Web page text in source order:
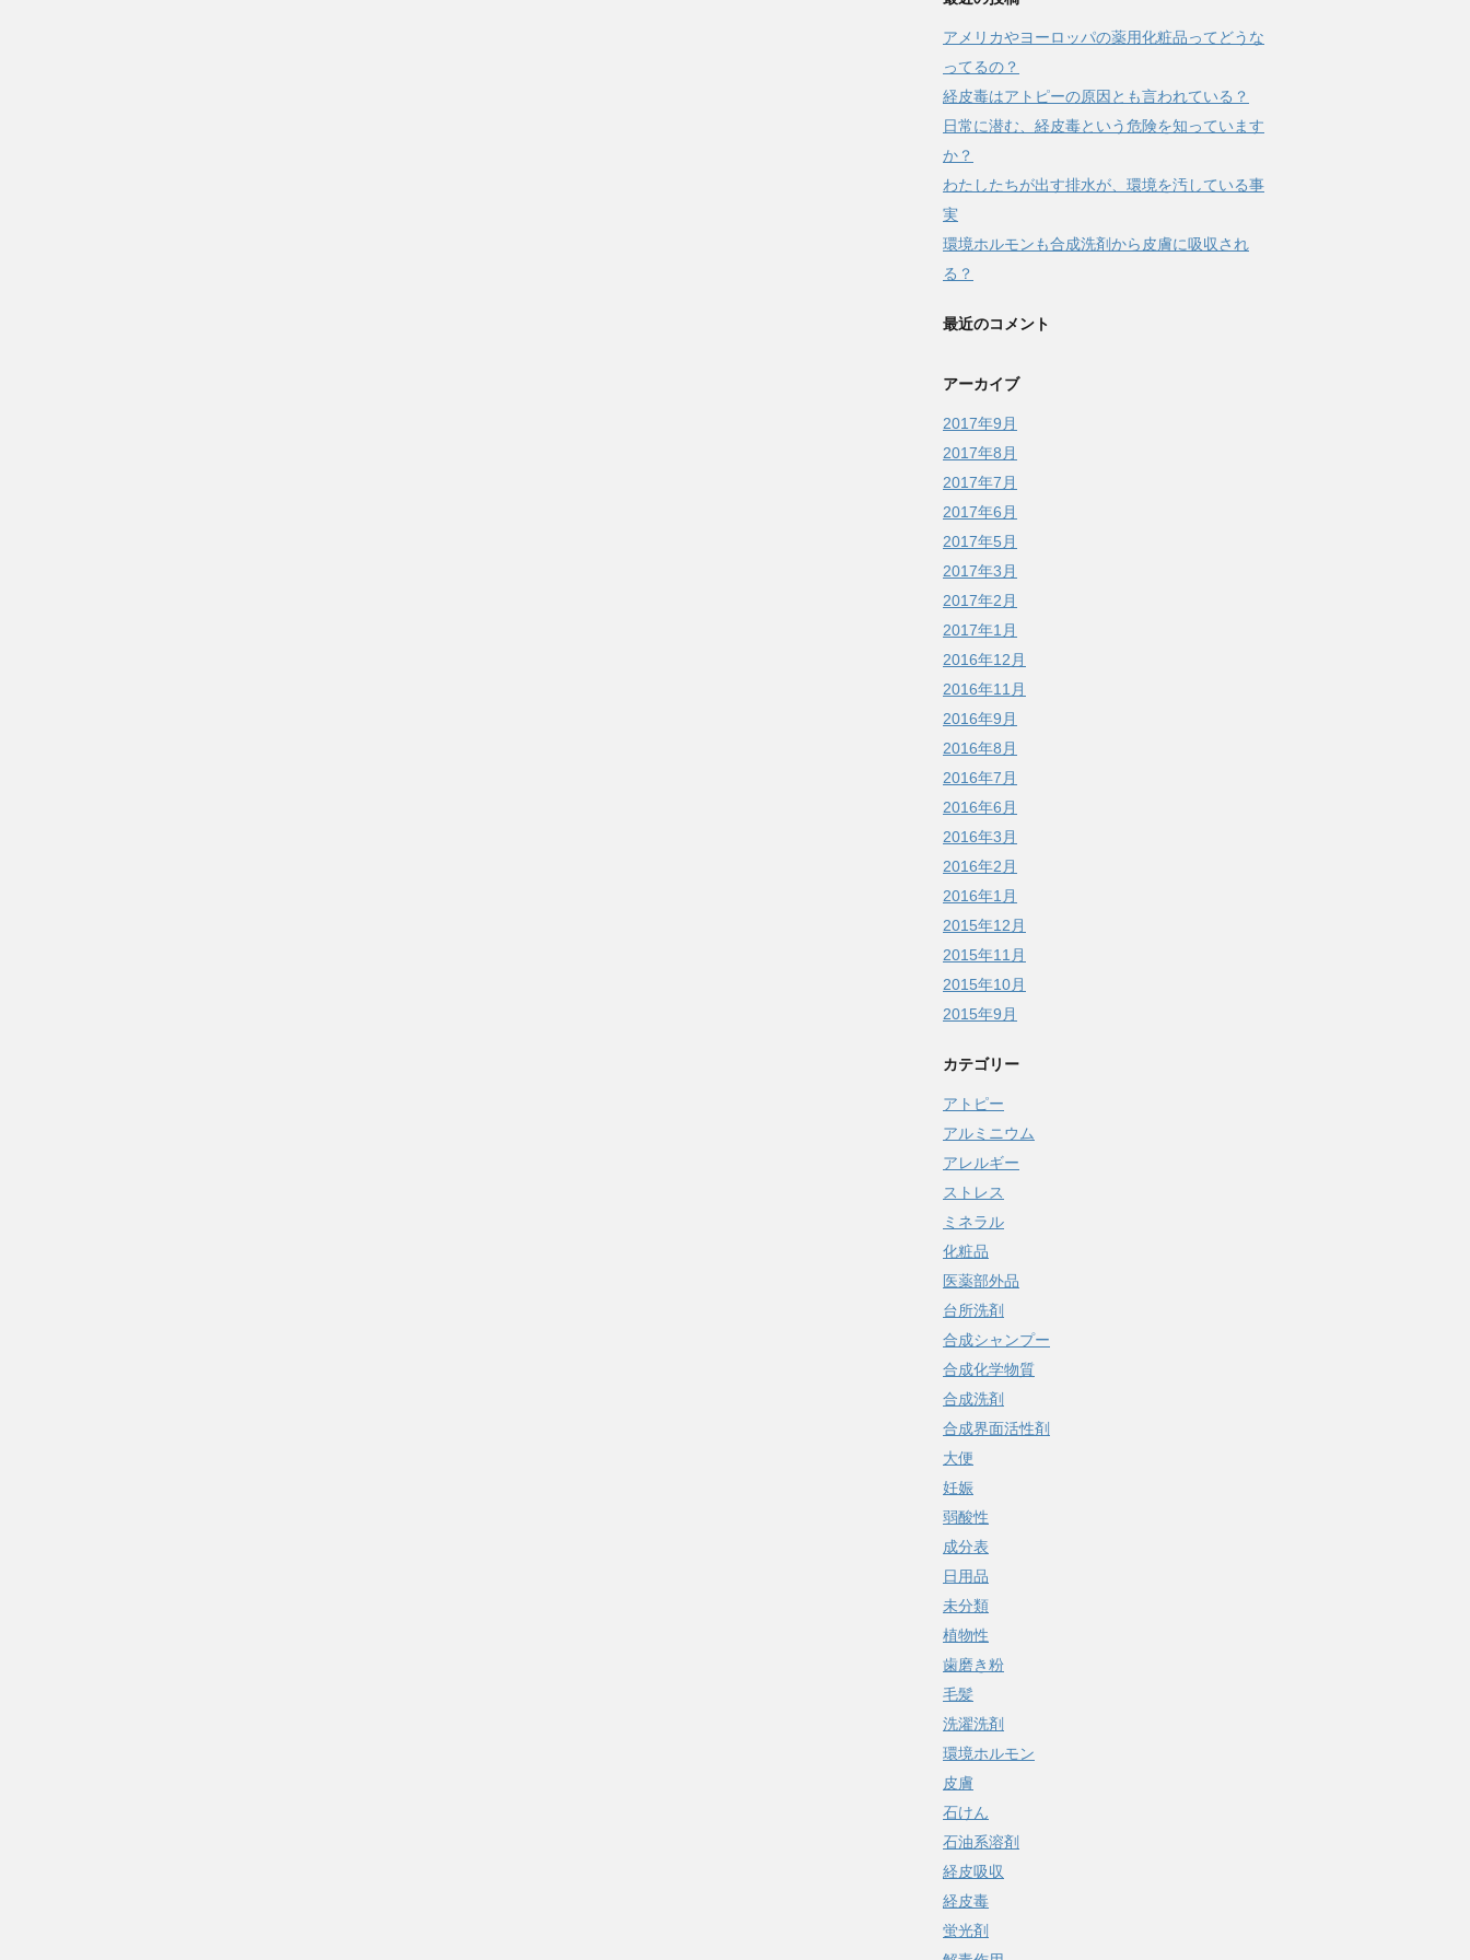
アメリカやヨーロッパの薬用化粧品ってどうな
ってるの？
経皮毒はアトピーの原因とも言われている？
日常に潜む、経皮毒という危険を知っています
か？
わたしたちが出す排水が、環境を汚している事
実
環境ホルモンも合成洗剤から皮膚に吸収され
る？
最近のコメント
アーカイブ
2017年9月
2017年8月
2017年7月
2017年6月
2017年5月
2017年3月
2017年2月
2017年1月
2016年12月
2016年11月
2016年9月
2016年8月
2016年7月
2016年6月
2016年3月
2016年2月
2016年1月
2015年12月
2015年11月
2015年10月
2015年9月
カテゴリー
アトピー
アルミニウム
アレルギー
ストレス
ミネラル
化粧品
医薬部外品
台所洗剤
合成シャンプー
合成化学物質
合成洗剤
合成界面活性剤
大便
妊娠
弱酸性
成分表
日用品
未分類
植物性
歯磨き粉
毛髪
洗濯洗剤
環境ホルモン
皮膚
石けん
石油系溶剤
経皮吸収
経皮毒
蛍光剤